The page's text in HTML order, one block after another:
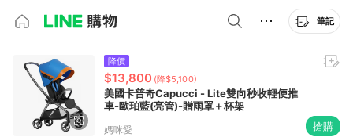
筆記
降價
$13,800 (降$5,100)
美國卡普奇Capucci - Lite雙向秒收輕便推
車-歐珀藍(亮管)-贈雨罩＋杯架
媽咪愛 搶購